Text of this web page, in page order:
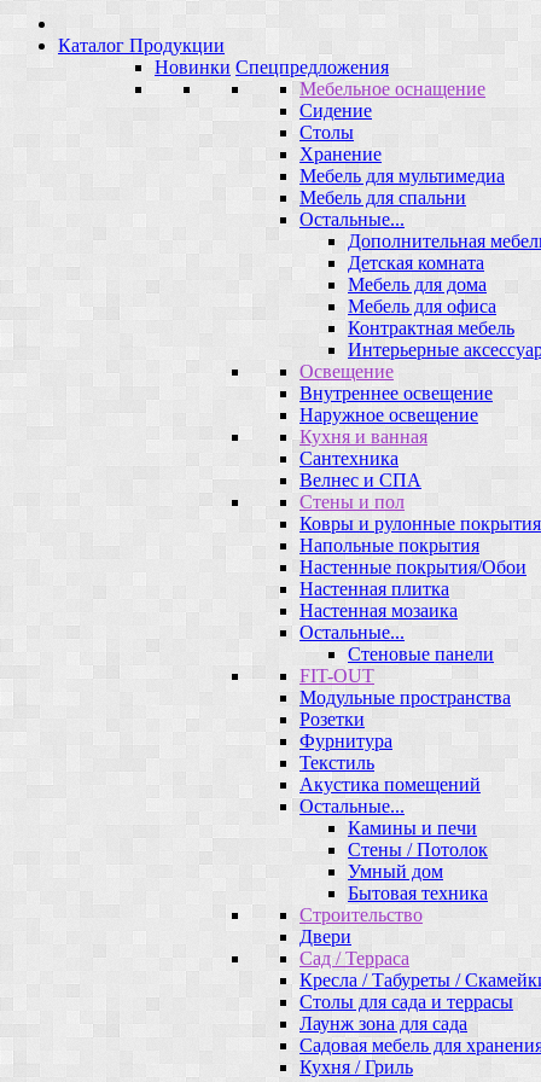
Каталог Продукции
Новинки Спецпредложения
Мебельное оснащение
Сидение
Столы
Хранение
Мебель для мультимедиа
Мебель для спальни
Остальные...
Дополнительная
Детская комната
Мебель для дома
Мебель для офиса
Контрактная мебель
Интерьерные
Освещение
Внутреннее освещение
Наружное освещение
Кухня и ванная
Сантехника
Велнес и СПА
Стены и пол
Ковры и рулонные покрытия
Напольные покрытия
Настенные покрытия/Обои
Настенная плитка
Настенная мозаика
Остальные...
Стеновые панели
FIT-OUT
Модульные пространства
Розетки
Фурнитура
Текстиль
Акустика помещений
Остальные...
Камины и печи
Стены / Потолок
Умный дом
Бытовая техника
Строительство
Двери
Сад / Терраса
Кресла / Табуреты /
Столы для сада и террасы
Лаунж зона для сада
Садовая мебель для
Кухня / Гриль